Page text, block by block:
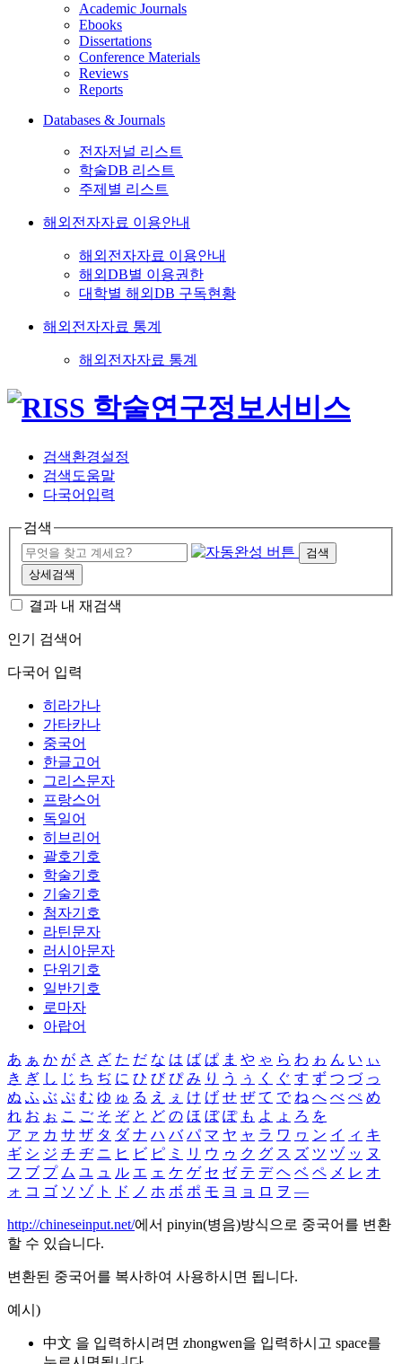
Academic Journals
Ebooks
Dissertations
Conference Materials
Reviews
Reports
Databases & Journals
전자저널 리스트
학술DB 리스트
주제별 리스트
해외전자자료 이용안내
해외전자자료 이용안내
해외DB별 이용권한
대학별 해외DB 구독현황
해외전자자료 통계
해외전자자료 통계
검색환경설정
검색도움말
다국어입력
검색
검색
상세검색
결과 내 재검색
인기 검색어
다국어 입력
히라가나
가타카나
중국어
한글고어
그리스문자
프랑스어
독일어
히브리어
괄호기호
학술기호
기술기호
첨자기호
라틴문자
러시아문자
단위기호
일반기호
로마자
아랍어
あ ぁ か が さ ざ た だ な は ば ぱ ま や ゃ ら わ ゎ ん い ぃ
き ぎ し じ ち ぢ に ひ び ぴ み り う ぅ く ぐ す ず つ づ っ
ぬ ふ ぶ ぷ む ゆ ゅ る え ぇ け げ せ ぜ て で ね へ べ ぺ め
れ お ぉ こ ご そ ぞ と ど の ほ ぼ ぽ も よ ょ ろ を
ア ァ カ サ ザ タ ダ ナ ハ バ パ マ ヤ ャ ラ ワ ヮ ン イ ィ キ
ギ シ ジ チ ヂ ニ ヒ ビ ピ ミ リ ウ ゥ ク グ ス ズ ツ ヅ ッ ヌ
フ ブ プ ム ユ ュ ル エ ェ ケ ゲ セ ゼ テ デ ヘ ベ ペ メ レ オ
ォ コ ゴ ソ ゾ ト ド ノ ホ ボ ポ モ ヨ ョ ロ ヲ ―
http://chineseinput.net/에서 pinyin(병음)방식으로 중국어를 변환
할 수 있습니다.
변환된 중국어를 복사하여 사용하시면 됩니다.
예시)
中文 을 입력하시려면 zhongwen을 입력하시고 space를